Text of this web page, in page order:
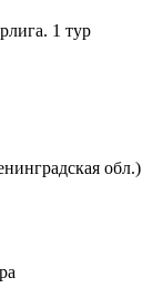
1 тур
обл.)